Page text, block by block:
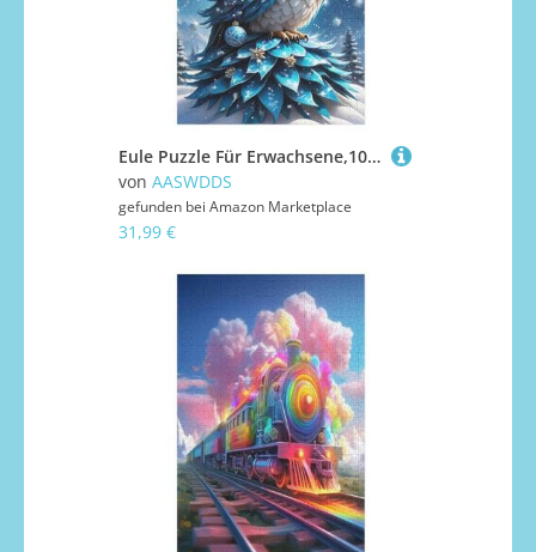
Eule Puzzle Für Erwachsene,1000-teiliges Puzzles, Für Kinder,Holzpuzzle,Lernspielzeug, 78×53cm
von AASWDDS
gefunden bei Amazon Marketplace
31,99 €